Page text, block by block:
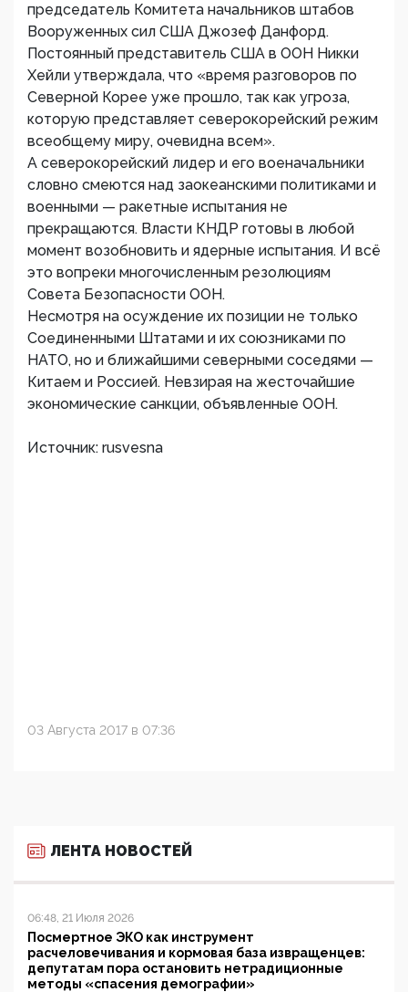
председатель Комитета начальников штабов
Вооруженных сил США Джозеф Данфорд.
Постоянный представитель США в ООН Никки
Хейли утверждала, что «время разговоров по
Северной Корее уже прошло, так как угроза,
которую представляет северокорейский режим
всеобщему миру, очевидна всем».
А северокорейский лидер и его военачальники
словно смеются над заокеанскими политиками и
военными — ракетные испытания не
прекращаются. Власти КНДР готовы в любой
момент возобновить и ядерные испытания. И всё
это вопреки многочисленным резолюциям
Совета Безопасности ООН.
Несмотря на осуждение их позиции не только
Соединенными Штатами и их союзниками по
НАТО, но и ближайшими северными соседями —
Китаем и Россией. Невзирая на жесточайшие
экономические санкции, объявленные ООН.
Источник: rusvesna
03 Августа 2017 в 07:36
ЛЕНТА НОВОСТЕЙ
06:48, 21 Июля 2026
Посмертное ЭКО как инструмент
расчеловечивания и кормовая база извращенцев:
депутатам пора остановить нетрадиционные
методы «спасения демографии»